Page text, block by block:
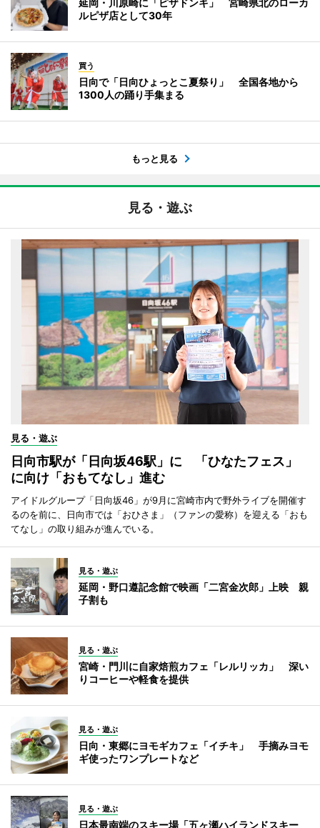
ルピザ店として30年
買う
日向で「日向ひょっとこ夏祭り」 全国各地から
1300人の踊り手集まる
もっと見る
見る・遊ぶ
見る・遊ぶ
日向市駅が「日向坂46駅」に 「ひなたフェス」
に向け「おもてなし」進む
アイドルグループ「日向坂46」が9月に宮崎市内で野外ライブを開催す
るのを前に、日向市では「おひさま」（ファンの愛称）を迎える「おも
てなし」の取り組みが進んでいる。
見る・遊ぶ
延岡・野口遵記念館で映画「二宮金次郎」上映 親
子割も
見る・遊ぶ
宮崎・門川に自家焙煎カフェ「レルリッカ」 深い
りコーヒーや軽食を提供
見る・遊ぶ
日向・東郷にヨモギカフェ「イチキ」 手摘みヨモ
ギ使ったワンプレートなど
見る・遊ぶ
日本最南端のスキー場「五ヶ瀬ハイランドスキー